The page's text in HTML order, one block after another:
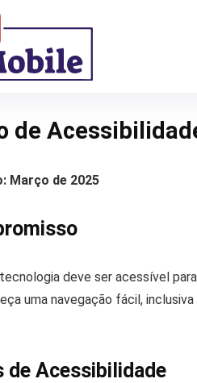
de
Março de 2025
deve ser acessível
uma navegação fácil,
de Acessibilidade